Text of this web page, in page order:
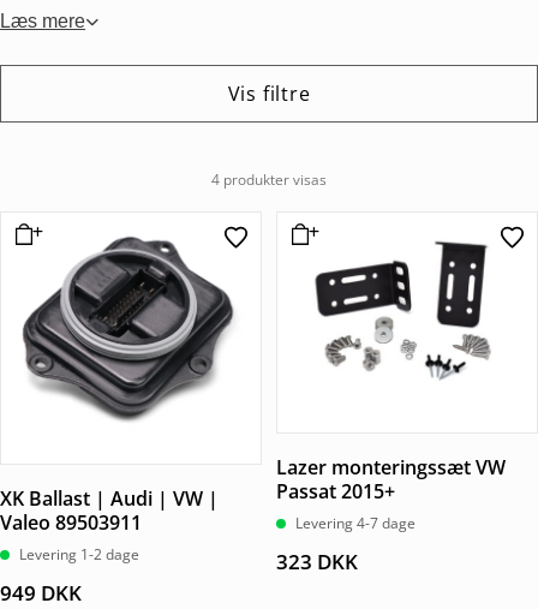
Læs mere
Vis filtre
4 produkter visas
XK Ballast | Audi | VW |
Valeo 89503911
Levering 1-2 dage
949 DKK
Lazer monteringssæt VW
Passat 2015+
Levering 4-7 dage
323 DKK